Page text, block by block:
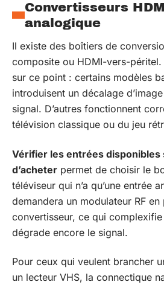
Convertisseurs
analogique
Il existe des boîtiers de
composite ou HDMI-vers-
sur ce point : certains modèles
introduisent un décalage
signal. D’autres fonctionnent
télévision classique ou du jeu
Vérifier les entrées disponibles
d’acheter permet de choisir le
téléviseur qui n’a qu’une entrée
demandera un modulateur RF en
convertisseur, ce qui
dégrade encore le signal.
Pour ceux qui veulent brancher
un lecteur VHS, la connectique